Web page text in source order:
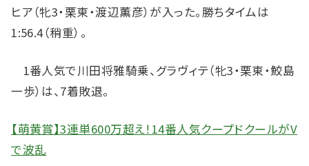
ヒア（牝3・栗東・渡辺薫彦）が入った。勝ちタイムは
1:56.4（稍重）。
1番人気で川田将雅騎乗、グラヴィテ（牝3・栗東・鮫島
一歩）は、7着敗退。
【萌黄賞】3連単600万超え！14番人気クープドクールがV
で波乱